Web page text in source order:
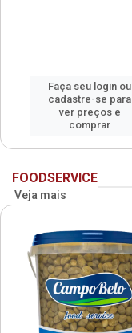
Faça seu login ou
cadastre-se para
ver preços e
comprar
FOODSERVICE
Veja mais